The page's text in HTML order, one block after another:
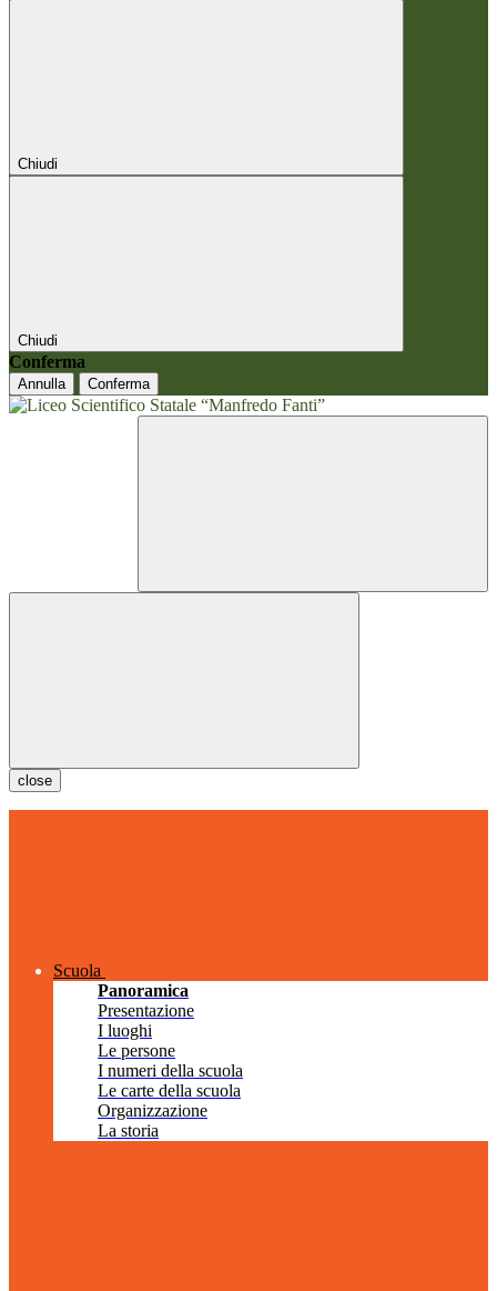
Chiudi
Chiudi
Conferma
Annulla Conferma
close
Scuola
Panoramica
Presentazione
I luoghi
Le persone
I numeri della scuola
Le carte della scuola
Organizzazione
La storia